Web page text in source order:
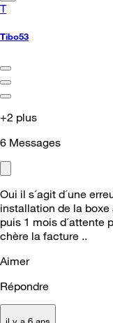
T
Tibo53
+2 plus
6 Messages
Oui il s´agit d´une
installation de la boxe
puis 1 mois d´attente
chère la facture ..
Aimer
Répondre